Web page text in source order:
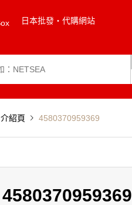
日本批發・代購網站
介紹頁 4580370959369
4580370959369